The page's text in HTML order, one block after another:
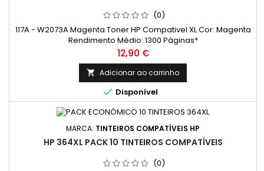
(0)
117A - W2073A Magenta Toner HP Compativel XL Cor: Magenta
Rendimento Médio: 1300 Páginas*
Preço
12,90 €
 Adicionar ao carrinho
 Disponível
MARCA: TINTEIROS COMPATÍVEIS HP
HP 364XL PACK 10 TINTEIROS COMPATÍVEIS
(0)